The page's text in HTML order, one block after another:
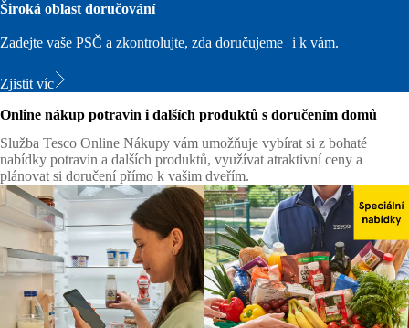
Široká oblast doručování
Zadejte vaše PSČ a zkontrolujte, zda doručujeme i k vám.
Zjistit víc
Online nákup potravin i dalších produktů s doručením domů
Služba Tesco Online Nákupy vám umožňuje vybírat si z bohaté
nabídky potravin a dalších produktů, využívat atraktivní ceny a
plánovat si doručení přímo k vašim dveřím.